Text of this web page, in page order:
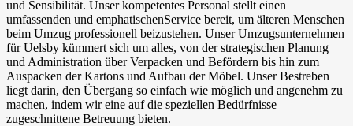
und Sensibilität. Unser kompetentes Personal stellt einen
umfassenden und emphatischenService bereit, um älteren Menschen
beim Umzug professionell beizustehen. Unser Umzugsunternehmen
für Uelsby kümmert sich um alles, von der strategischen Planung
und Administration über Verpacken und Befördern bis hin zum
Auspacken der Kartons und Aufbau der Möbel. Unser Bestreben
liegt darin, den Übergang so einfach wie möglich und angenehm zu
machen, indem wir eine auf die speziellen Bedürfnisse
zugeschnittene Betreuung bieten.